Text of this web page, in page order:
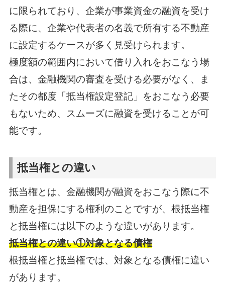
に限られており、企業が事業資金の融資を受け
る際に、企業や代表者の名義で所有する不動産
に設定するケースが多く見受けられます。
極度額の範囲内において借り入れをおこなう場
合は、金融機関の審査を受ける必要がなく、ま
たその都度「抵当権設定登記」をおこなう必要
もないため、スムーズに融資を受けることが可
能です。
抵当権との違い
抵当権とは、金融機関が融資をおこなう際に不
動産を担保にする権利のことですが、根抵当権
と抵当権には以下のような違いがあります。
抵当権との違い①対象となる債権
根抵当権と抵当権では、対象となる債権に違い
があります。